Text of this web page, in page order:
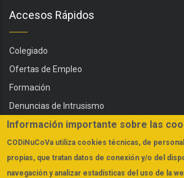
Accesos Rápidos
Colegiado
Ofertas de Empleo
Formación
Denuncias de Intrusismo
Servicios
Actualidad
FAQs
Información importante sobre las
CODiNuCoVa utiliza cookies técnicas, de
propias, que tratan datos de conexión y/o del
navegación y analizar estadísticas del uso de la